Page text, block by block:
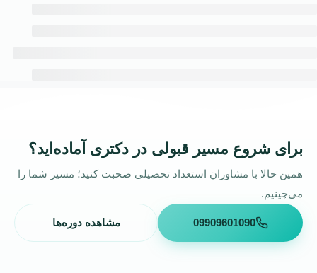
برای شروع مسیر قبولی در دکتری آماده‌اید؟
همین حالا با مشاوران استعداد تحصیلی صحبت کنید؛ مسیر شما را
می‌چینیم.
09909601090 مشاهده دوره‌ها